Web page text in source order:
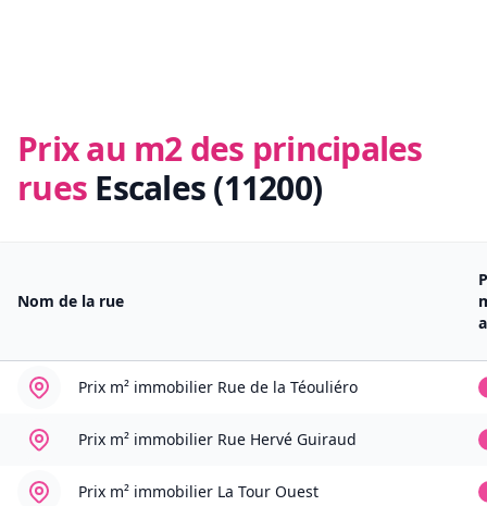
Prix au m2 des principales
rues Escales (11200)
Nom de la rue
Prix m² immobilier Rue de la Téouliéro
Prix m² immobilier Rue Hervé Guiraud
Prix m² immobilier La Tour Ouest